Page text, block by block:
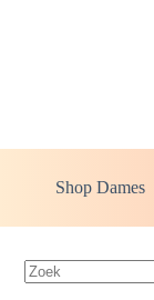
Shop Dames